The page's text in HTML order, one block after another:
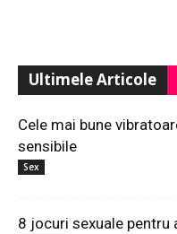
Ultimele Articole
Cele mai bune
sensibile
Sex
8 jocuri sexuale pentru